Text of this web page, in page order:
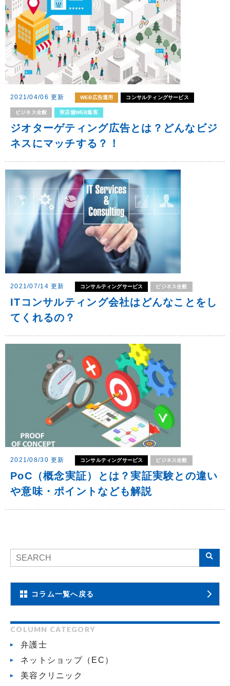
2021/04/06 更新 WEB広告運用 コンサルティングサービス
ビジネス全般 実店舗WEB集客
ジオターゲティング広告とは？どんなビジ
ネスにマッチする？！
2021/07/14 更新 コンサルティングサービス ビジネス全般
ITコンサルティング会社はどんなことをし
てくれるの？
2021/08/30 更新 コンサルティングサービス ビジネス全般
PoC（概念実証）とは？実証実験との違い
や意味・ポイントなども解説
コラム一覧へ戻る
COLUMN CATEGORY
弁護士
ネットショップ（EC）
美容クリニック